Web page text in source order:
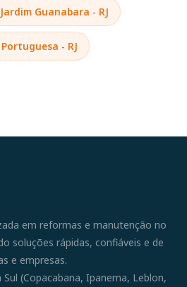
Guanabara - RJ
- RJ
em reformas e manutenção no
soluções rápidas, confiáveis e de
e empresas.
(Copacabana, Ipanema, Leblon,